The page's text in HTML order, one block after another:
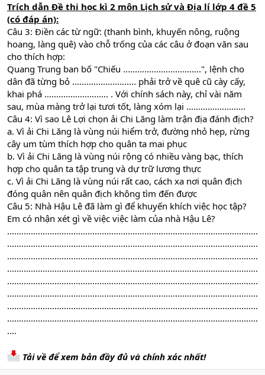
Trích dẫn Đề thi học kì 2 môn Lịch sử và Địa lí lớp 4 đề 5
(có đáp án):
Câu 3: Điền các từ ngữ: (thanh bình, khuyến nông, ruộng
hoang, làng quê) vào chỗ trống của các câu ở đoạn văn sau
cho thích hợp:
Quang Trung ban bố "Chiếu .................................", lệnh cho
dân đã từng bỏ ........................... phải trở về quê cũ cày cấy,
khai phá ........................... . Với chính sách này, chỉ vài năm
sau, mùa màng trở lại tươi tốt, làng xóm lại .........................
Câu 4: Vì sao Lê Lợi chọn ải Chi Lăng làm trận địa đánh địch?
a. Vì ải Chi Lăng là vùng núi hiểm trở, đường nhỏ hẹp, rừng
cây um tùm thích hợp cho quân ta mai phục
b. Vì ải Chi Lăng là vùng núi rộng có nhiều vàng bạc, thích
hợp cho quân ta tập trung và dự trữ lương thực
c. Vì ải Chi Lăng là vùng núi rất cao, cách xa nơi quân địch
đóng quân nên quân địch không tìm đến được
Câu 5: Nhà Hậu Lê đã làm gì để khuyến khích việc học tập?
Em có nhận xét gì về việc việc làm của nhà Hậu Lê?
..........................................................................................................
..........................................................................................................
..........................................................................................................
..........................................................................................................
..........................................................................................................
..........................................................................................................
..........................................................................................................
..........................................................................................................
....
Tải về để xem bản đầy đủ và chính xác nhất!